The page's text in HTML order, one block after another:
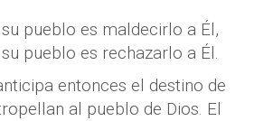
pueblo es maldecirlo a Él,
pueblo es rechazarlo a Él.
entonces el destino de
al pueblo de Dios. El